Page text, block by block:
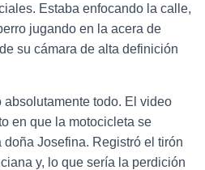
Estaba enfocando la calle,
jugando en la acera de
su cámara de alta definición
todo. El video
en que la motocicleta se
Josefina. Registró el tirón
y, lo que sería la perdición